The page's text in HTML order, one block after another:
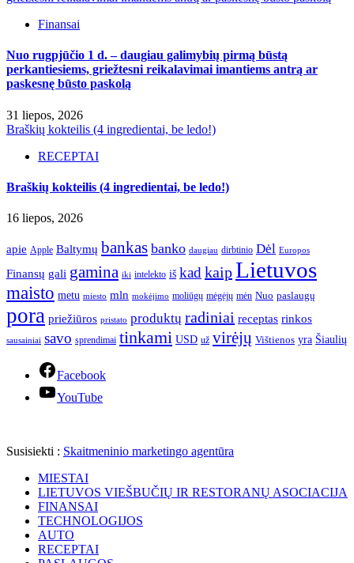
Finansai
Nuo rugpjūčio 1 d. – daugiau galimybių pirmą būstą
perkantiesiems, griežtesni reikalavimai imantiems antrą ar
paskesnę būsto paskolą
31 liepos, 2026
Braškių kokteilis (4 ingredientai, be ledo!)
RECEPTAI
Braškių kokteilis (4 ingredientai, be ledo!)
16 liepos, 2026
apie Apple Baltymų bankas banko daugiau dirbtinio Dėl Europos
Finansų gali gamina iki intelekto iš kadkaipLietuvos
maisto metu miesto mln mokėjimo moliūgų mėgėjų mėn Nuo paslaugų
pora priežiūros pristato produktų radiniai receptas rinkos
sausainiai savo sprendimai tinkami USD už virėjų Vištienos yra Šiaulių
Facebook
YouTube
Susisiekti : Skaitmeninio marketingo agentūra
MIESTAI
LIETUVOS VIEŠBUČIŲ IR RESTORANŲ ASOCIACIJA
FINANSAI
TECHNOLOGIJOS
AUTO
RECEPTAI